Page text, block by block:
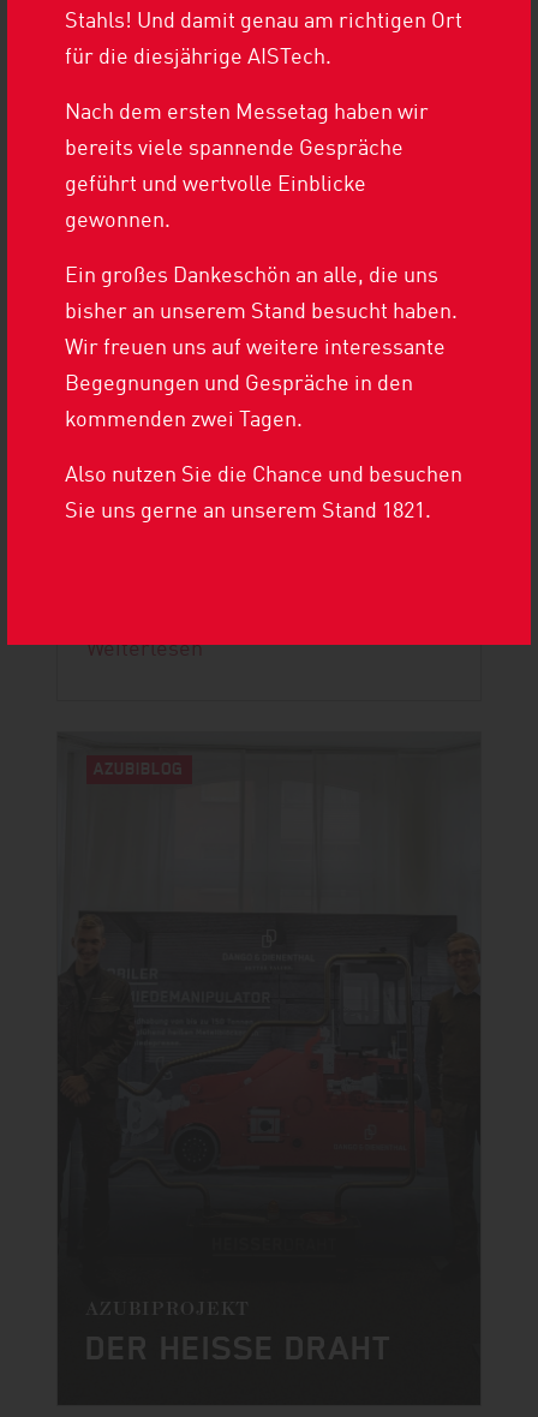
RUNNING MACHINES GEMEINSAM AM
START
STARKE BETEILIGUNG
BEIM SIEGERLÄNDER
FIRMENLAUF 2025
EHEMALIGER MITARBEITER ZU GAST
ERINNERUNG AN
Weiterlesen
AZUBIBLOG
AZUBIPROJEKT
DER HEISSE DRAHT
Stahls! Und damit genau am richtigen Ort
für die diesjährige AISTech.
Nach dem ersten Messetag haben wir
bereits viele spannende Gespräche
geführt und wertvolle Einblicke
gewonnen.
Ein großes Dankeschön an alle, die uns
bisher an unserem Stand besucht haben.
Wir freuen uns auf weitere interessante
Begegnungen und Gespräche in den
kommenden zwei Tagen.
Also nutzen Sie die Chance und besuchen
Sie uns gerne an unserem Stand 1821.